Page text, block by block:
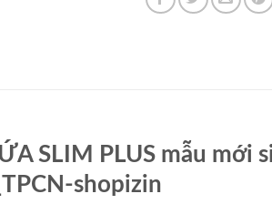
SLIM PLUS mẫu mới
shopizin